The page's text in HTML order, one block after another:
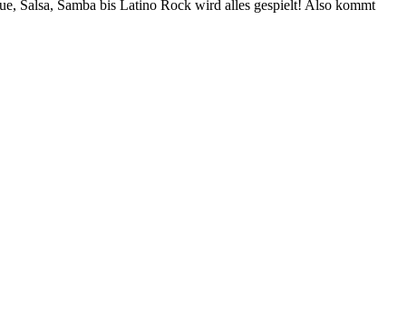
Salsa, Samba bis Latino Rock wird alles gespielt! Also kommt